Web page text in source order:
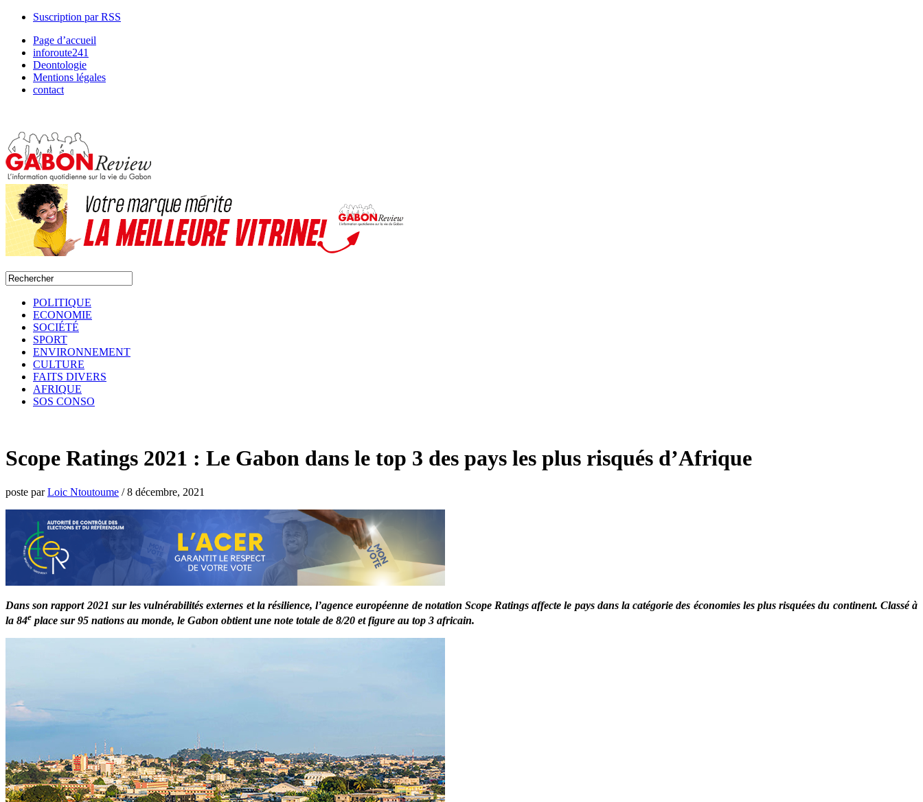
Suscription par RSS
Page d’accueil
inforoute241
Deontologie
Mentions légales
contact
POLITIQUE
ECONOMIE
SOCIÉTÉ
SPORT
ENVIRONNEMENT
CULTURE
FAITS DIVERS
AFRIQUE
SOS CONSO
Scope Ratings 2021 : Le Gabon dans le top 3 des pays les plus risqués d’Afrique
poste parLoic Ntoutoume /8 décembre, 2021
Dans son rapport 2021 sur les vulnérabilités externes et la résilience, l’agence européenne de notation Scope Ratings affecte le pays dans la catégorie des économies les plus risquées du continent. Classé à
la 84e place sur 95 nations au monde, le Gabon obtient une note totale de 8/20 et figure au top 3 africain.